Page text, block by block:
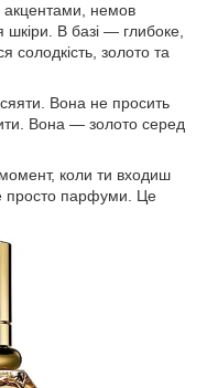
акцентами, немов
шкіри. В базі — глибоке,
солодкість, золото та
Вона не просить
Вона — золото серед
коли ти входиш
просто парфуми. Це